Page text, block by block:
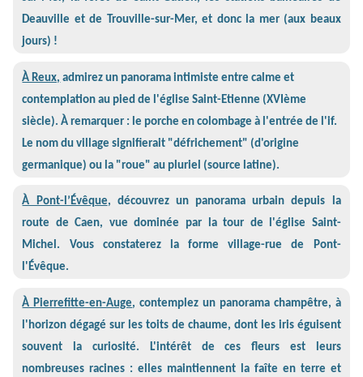
Deauville et de Trouville-sur-Mer, et donc la mer (aux beaux
jours) !
À Reux, admirez un panorama intimiste entre calme et
contemplation au pied de l'église Saint-Etienne (XVIème
siècle). À remarquer : le porche en colombage à l'entrée de l'if.
Le nom du village signifierait "défrichement" (d'origine
germanique) ou la "roue" au pluriel (source latine).
À Pont-l’Évêque, découvrez un panorama urbain depuis la
route de Caen, vue dominée par la tour de l'église Saint-
Michel. Vous constaterez la forme village-rue de Pont-
l'Évêque.
À Pierrefitte-en-Auge, contemplez un panorama champêtre, à
l'horizon dégagé sur les toits de chaume, dont les iris éguisent
souvent la curiosité. L'intérêt de ces fleurs est leurs
nombreuses racines : elles maintiennent la faîte en terre et